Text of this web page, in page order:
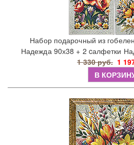
Набор подарочный из
Надежда 90х38 + 2 cалфетки
1 330 руб. 1
В